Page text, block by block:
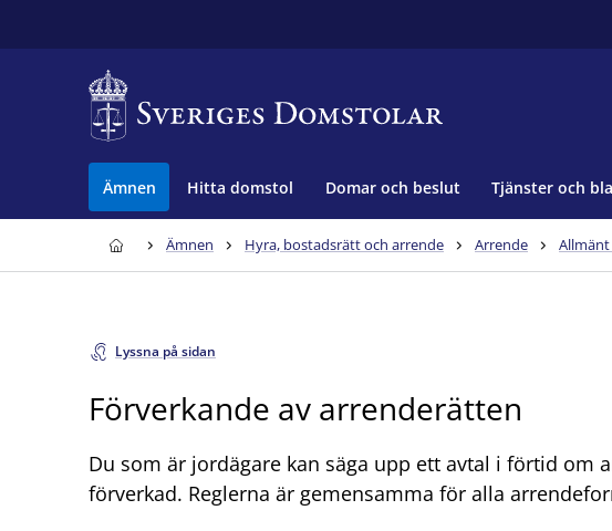
Ämnen Hitta domstol Domar och beslut Tjänster och
Ämnen Hyra, bostadsrätt och arrende Arrende
Lyssna på sidan
Förverkande av arrenderätten
Du som är jordägare kan säga upp ett avtal i förtid om
förverkad. Reglerna är gemensamma för alla